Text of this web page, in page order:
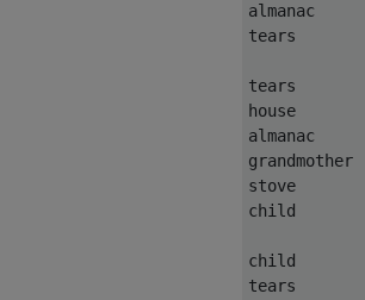
almanac
tears
tears
house
almanac
grandmother
stove
child
child
tears